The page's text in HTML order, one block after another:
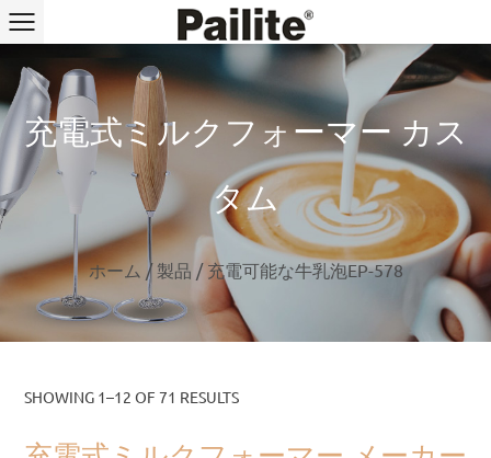
充電式ミルクフォーマー カス
タム
ホーム / 製品 / 充電可能な牛乳泡EP-578
SHOWING 1–12 OF 71 RESULTS